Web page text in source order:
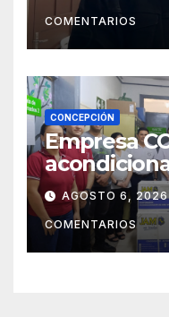
COMENTARIOS
CONCEPCIÓN
Empresa
maternidad
Concepción
AGOSTO 6,
COMENTARIOS